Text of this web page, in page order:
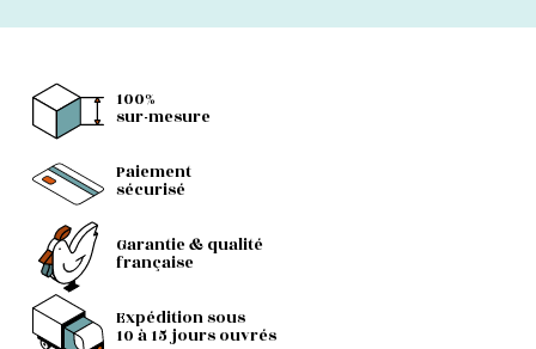
100%
sur-mesure
Paiement
sécurisé
Garantie & qualité
française
Expédition sous
10 à 15 jours ouvrés